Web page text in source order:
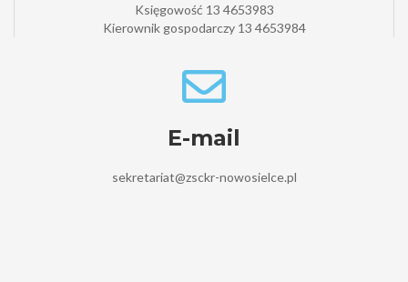
Księgowość 13 4653983
Kierownik gospodarczy 13 4653984
E-mail
sekretariat@zsckr-nowosielce.pl